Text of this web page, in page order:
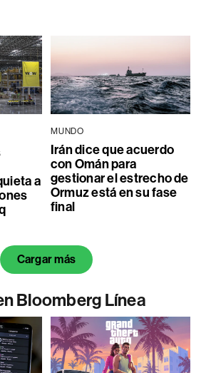
a
MUNDO
Irán dice que acuerdo
con Omán para
gestionar el estrecho de
Ormuz está en su fase
final
Cargar más
Bloomberg Línea